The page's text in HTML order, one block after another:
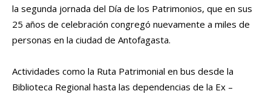
la segunda jornada del Día de los Patrimonios, que en sus
25 años de celebración congregó nuevamente a miles de
personas en la ciudad de Antofagasta.
Actividades como la Ruta Patrimonial en bus desde la
Biblioteca Regional hasta las dependencias de la Ex –